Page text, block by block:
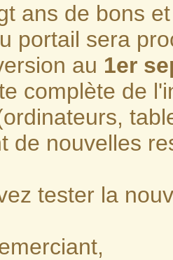
ans de bons
portail sera
au 1er
complète de
de nouvelles
tester la